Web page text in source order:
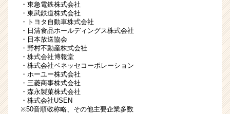
ト
チ
キ
・東急電鉄株式会社
・東武鉄道株式会社
・トヨタ自動車株式会社
・日清食品ホールディングス株式会社
・日本放送協会
・野村不動産株式会社
・株式会社博報堂
・株式会社ベネッセコーポレーション
・ホーユー株式会社
・三菱商事株式会社
・森永製菓株式会社
・株式会社USEN
※50音順敬称略、その他主要企業多数